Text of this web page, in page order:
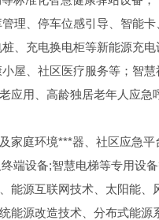
理、停车位感引导、智能
、充电换电柜等新能源充
屋、社区医疗服务等；智
应用、高龄独居老年人应
家庭环境***器、社区应急
端设备;智慧电梯等专用设备
能源互联网技术、太阳能、
能源改造技术、分布式能